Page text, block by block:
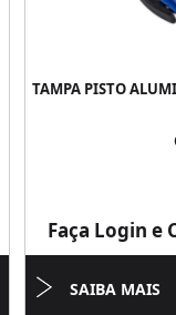
TAMPA PISTO
Faça Login e
SAIBA MAIS